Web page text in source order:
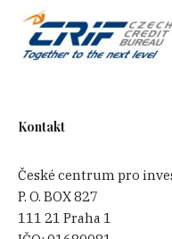
Kontakt
České centrum pro
P. O. BOX 827
111 21 Praha 1